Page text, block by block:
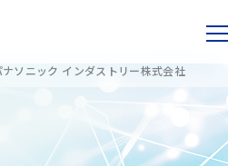
ナソニック インダストリー株式会社